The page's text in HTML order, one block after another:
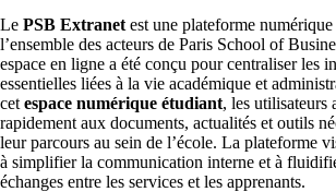
Le PSB Extranet est une plateforme numérique
l’ensemble des acteurs de Paris School of
espace en ligne a été conçu pour centraliser les
essentielles liées à la vie académique et
cet espace numérique étudiant, les utilisateurs
rapidement aux documents, actualités et outils
leur parcours au sein de l’école. La plateforme
à simplifier la communication interne et à
échanges entre les services et les apprenants.